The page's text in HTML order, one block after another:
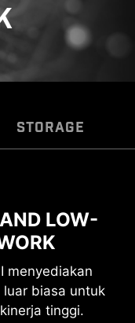
STORAGE
LOW-
menyediakan
biasa untuk
tinggi.
READY
mendukung
terbaru, yang
untuk
E WITH
II
PCI-E